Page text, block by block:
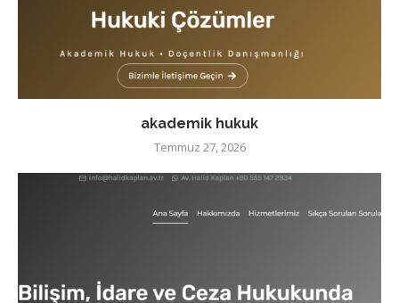
akademik hukuk
Temmuz 27, 2026